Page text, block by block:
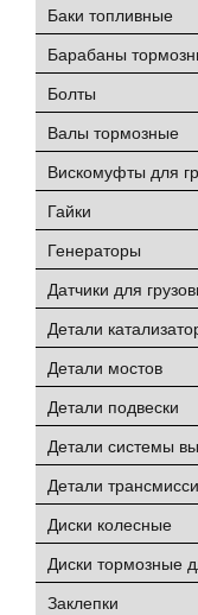
Баки топливные
Барабаны
Болты
Валы тормозные
Вискомуфты для
Гайки
Генераторы
Датчики для
Детали
Детали мостов
Детали подвески
Детали системы
Детали
Диски колесные
Диски тормозные
Заклепки